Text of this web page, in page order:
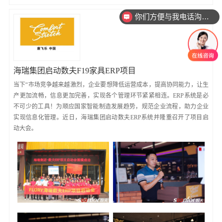
海瑞集团启动数夫F19家具ERP项目
当下“市场竞争越来越激烈，企业要想降低运营成本，提高协同能力，让生
产更加流畅，信息更加完善，实现各个管理环节紧紧相连。ERP系统是必
不可少的工具！为顺应国家智能制造发展趋势，规范企业流程，助力企业
实现信息化管理。近日，海瑞集团启动数夫ERP系统并隆重召开了项目启
动大会。
你们方便与我电话沟通吗